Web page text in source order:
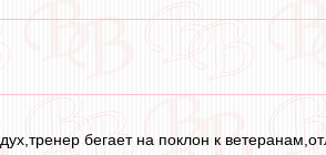
бегает на поклон к